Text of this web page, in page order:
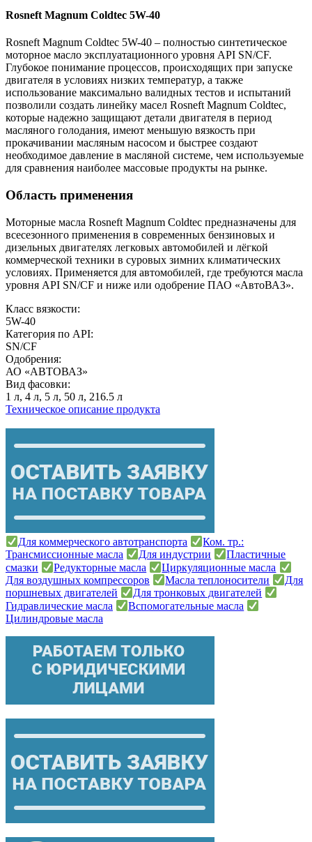
Rosneft Magnum Coldtec 5W-40
Rosneft Magnum Coldtec 5W-40 – полностью синтетическое
моторное масло эксплуатационного уровня API SN/CF.
Глубокое понимание процессов, происходящих при запуске
двигателя в условиях низких температур, а также
использование максимально валидных тестов и испытаний
позволили создать линейку масел Rosneft Magnum Coldtec,
которые надежно защищают детали двигателя в период
масляного голодания, имеют меньшую вязкость при
прокачивании масляным насосом и быстрее создают
необходимое давление в масляной системе, чем используемые
для сравнения наиболее массовые продукты на рынке.
Область применения
Моторные масла Rosneft Magnum Coldtec предназначены для
всесезонного применения в современных бензиновых и
дизельных двигателях легковых автомобилей и лёгкой
коммерческой техники в суровых зимних климатических
условиях. Применяется для автомобилей, где требуются масла
уровня API SN/CF и ниже или одобрение ПАО «АвтоВАЗ».
Класс вязкости:
5W-40
Категория по API:
SN/CF
Одобрения:
АО «АВТОВАЗ»
Вид фасовки:
1 л, 4 л, 5 л, 50 л, 216.5 л
Техническое описание продукта
Для коммерческого автотранспорта
Ком. тр.:
Трансмиссионные масла
Для индустрии
Пластичные
смазки
Редукторные масла
Циркуляционные масла
Для воздушных компрессоров
Масла теплоносители
Для
поршневых двигателей
Для тронковых двигателей
Гидравлические масла
Вспомогательные масла
Цилиндровые масла